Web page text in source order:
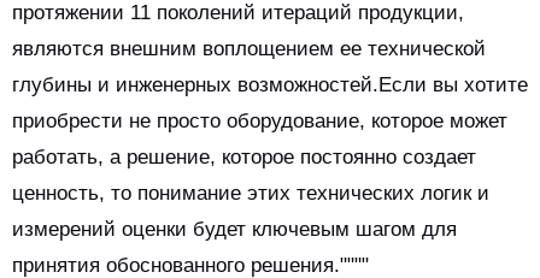
протяжении 11 поколений итераций продукции,
являются внешним воплощением ее технической
глубины и инженерных возможностей.Если вы хотите
приобрести не просто оборудование, которое может
работать, а решение, которое постоянно создает
ценность, то понимание этих технических логик и
измерений оценки будет ключевым шагом для
принятия обоснованного решения.""""